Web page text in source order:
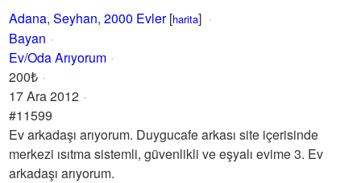
Adana,Seyhan,2000 Evler[harita]
Bayan
Ev/Oda Arıyorum
200₺
17 Ara 2012
#11599
Ev arkadaşı arıyorum. Duygucafe arkası site içerisinde
merkezi ısıtma sistemli, güvenlikli ve eşyalı evime 3. Ev
arkadaşı arıyorum.